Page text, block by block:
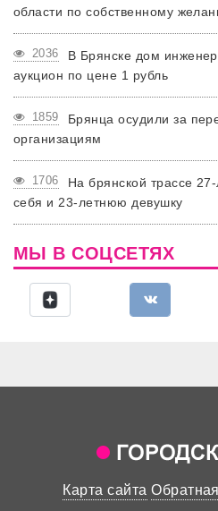
области по собственному
2036
В Брянске дом
аукцион по цене 1 рубль
1859
Брянца осудили за
организациям
1706
На брянской трассе
себя и 23-летнюю девушку
МЫ В СОЦСЕТЯХ
Карта сайта